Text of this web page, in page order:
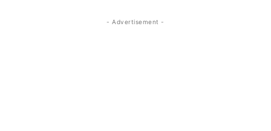
- Advertisement -